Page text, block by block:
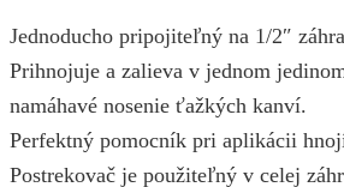
Jednoducho pripojiteľný na 1/2″
Prihnojuje a zalieva v jednom
namáhavé nosenie ťažkých kanví.
Perfektný pomocník pri aplikácii
Postrekovač je použiteľný v celej